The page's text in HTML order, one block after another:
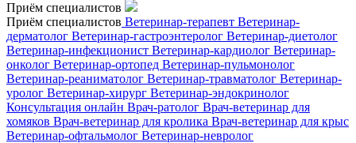
Приём специалистов
Приём специалистов Ветеринар-терапевт Ветеринар-
дерматолог Ветеринар-гастроэнтеролог Ветеринар-диетолог
Ветеринар-инфекционист Ветеринар-кардиолог Ветеринар-
онколог Ветеринар-ортопед Ветеринар-пульмонолог
Ветеринар-реаниматолог Ветеринар-травматолог Ветеринар-
уролог Ветеринар-хирург Ветеринар-эндокринолог
Консультация онлайн Врач-ратолог Врач-ветеринар для
хомяков Врач-ветеринар для кролика Врач-ветеринар для крыс
Ветеринар-офтальмолог Ветеринар-невролог